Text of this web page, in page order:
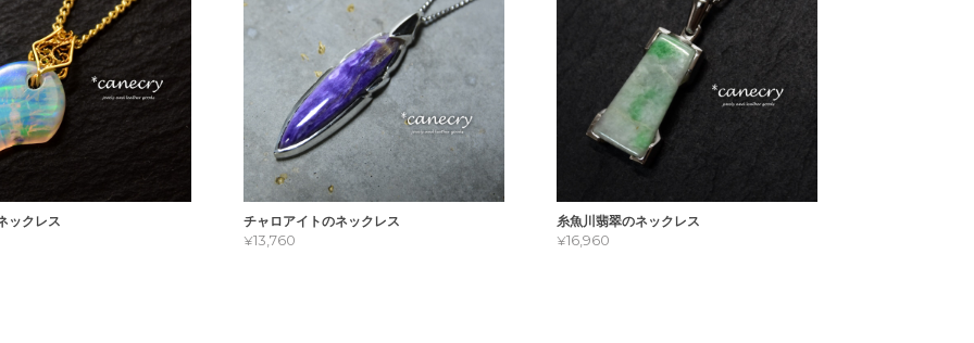
ックレス チャロアイトのネックレス
¥13,760
糸魚川翡翠のネックレス
¥16,960